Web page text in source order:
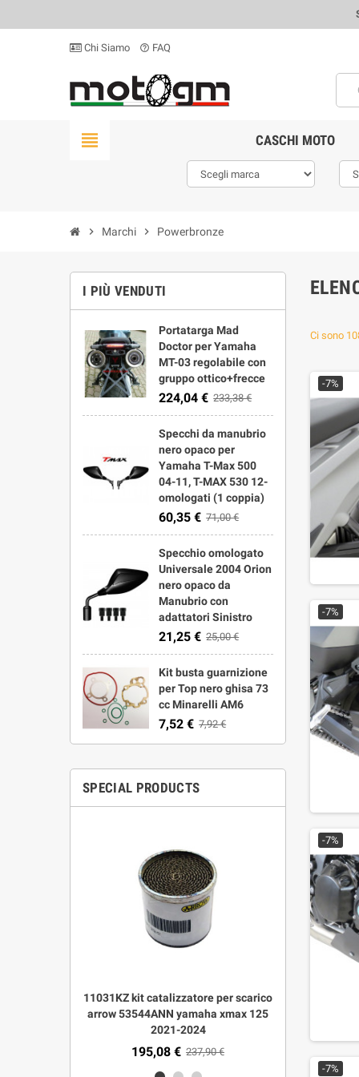
Chi Siamo help_outline FAQ
view_headline CASCHI MOTO
chevron_right Marchi chevron_right Powerbronze
I PIÙ VENDUTI
Portatarga Mad
Doctor per Yamaha
MT-03 regolabile con
gruppo ottico+frecce
224,04 € 233,38 €
Specchi da manubrio
nero opaco per
Yamaha T-Max 500
04-11, T-MAX 530 12-
omologati (1 coppia)
60,35 € 71,00 €
Specchio omologato
Universale 2004 Orion
nero opaco da
Manubrio con
adattatori Sinistro
21,25 € 25,00 €
Kit busta guarnizione
per Top nero ghisa 73
cc Minarelli AM6
7,52 € 7,92 €
SPECIAL PRODUCTS
11031KZ kit catalizzatore per scarico
arrow 53544ANN yamaha xmax 125
2021-2024
195,08 € 237,90 €
Ci sono
-7%
-7%
-7%
-7%